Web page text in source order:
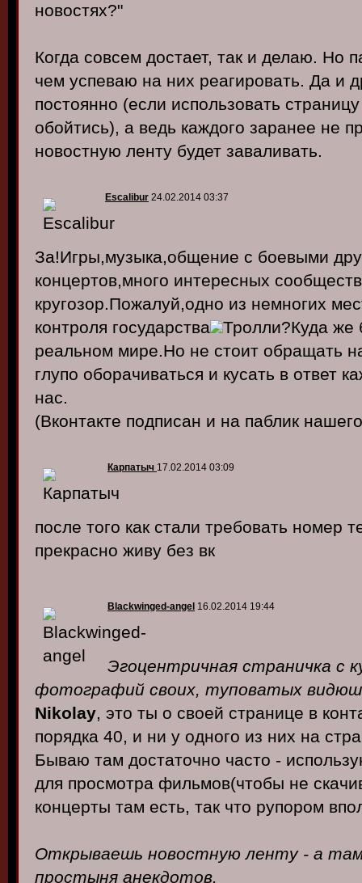
новостях?"
Когда совсем достает, так и делаю. Но
чем успеваю на них реагировать. Да и
постоянно (если использовать
обойтись), а ведь каждого заранее не
новостную ленту будет заваливать.
Escalibur 24.02.2014 03:37
За!Игры,музыка,общение с боевыми
концертов,много интересных
кругозор.Пожалуй,одно из немногих
контроля государства
Тролли?Куда же
реальном мире.Но не стоит обращать
глупо оборачиваться и кусать в ответ
нас.
(Вконтакте подписан и на паблик
Карпатыч 17.02.2014 03:09
после того как стали требовать номер
прекрасно живу без вк
Blackwinged-angel 16.02.2014 19:44
Эгоцентричная страничка с
фотографий своих, туповатых
Nikolay, это ты о своей странице в
порядка 40, и ни у одного из них на
Бываю там достаточно часто -
для просмотра фильмов(чтобы не
концерты там есть, так что рупором
Открываешь новостную ленту - а там
простыня анекдотов.